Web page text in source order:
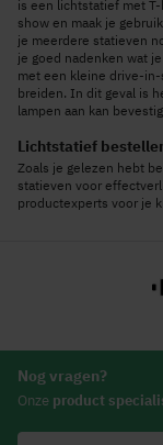
is een lichtstatief met
show en maak je
je meerdere statieven
je goed nadenken wat
met een kleine drive-
breiden. In dit geval is
lampen aan kan
Lichtstatief
Zoals je gelezen hebt
statieven voor
productexperts voor je
Nog vragen?
Onze product